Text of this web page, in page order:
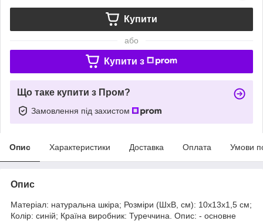
Купити
або
Купити з
Що таке купити з Пром?
Замовлення під захистом
Опис Характеристики Доставка Оплата Умови
Опис
Матеріал: натуральна шкіра; Розміри (ШхВ, см): 10х13х1,5 см;
Колір: синій; Країна виробник: Туреччина. Опис: - основне